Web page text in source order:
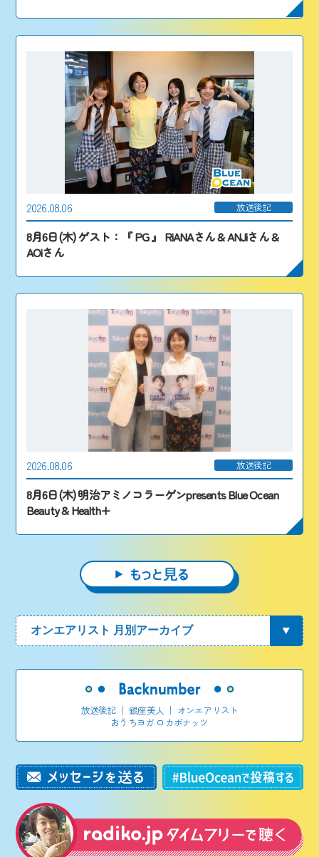
2026.08.06 放送後記
8月6日(木) ゲスト：『 PG 』 RiANAさん & ANJiさん &
AOiさん
2026.08.06 放送後記
8月6日(木) 明治アミノコラーゲンpresents Blue Ocean
Beauty & Health+
放送後記｜銀座美人 ｜ オンエアリスト
おうちヨガ ロカボナッツ